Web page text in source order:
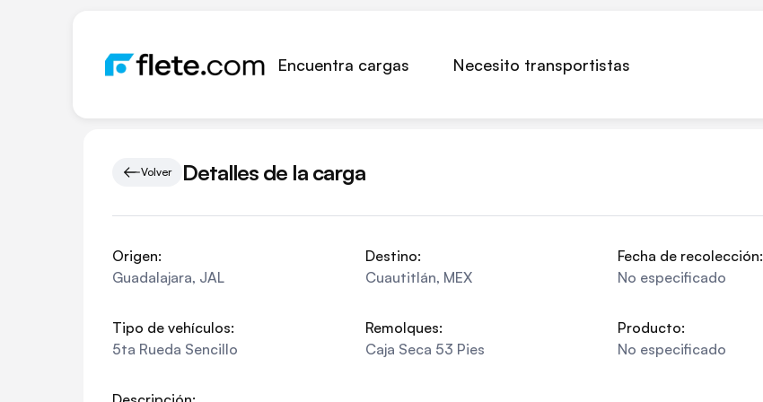
Encuentra cargas Necesito transportistas
Volver Detalles de la carga
Origen:
Guadalajara, JAL
Destino:
Cuautitlán, MEX
Fecha de recolección:
No especificado
Tipo de vehículos:
5ta Rueda Sencillo
Remolques:
Caja Seca 53 Pies
Producto:
No especificado